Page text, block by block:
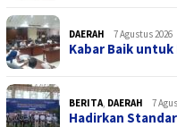
DAERAH 7 Agustus 2026
Kabar Baik
BERITA DAERAH 7
Hadirkan